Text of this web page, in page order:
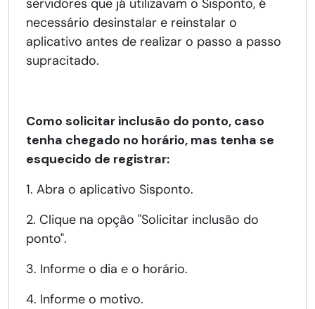
servidores que já utilizavam o Sisponto, é
necessário desinstalar e reinstalar o
aplicativo antes de realizar o passo a passo
supracitado.
Como solicitar inclusão do ponto, caso
tenha chegado no horário, mas tenha se
esquecido de registrar:
1. Abra o aplicativo Sisponto.
2. Clique na opção "Solicitar inclusão do
ponto".
3. Informe o dia e o horário.
4. Informe o motivo.